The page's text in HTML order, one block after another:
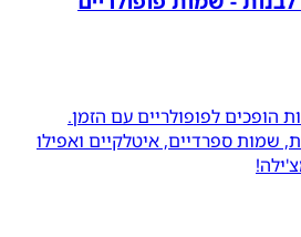
הופכים לפופולריים עם הזמן.
שמות ספרדיים, איטלקיים ואפילו